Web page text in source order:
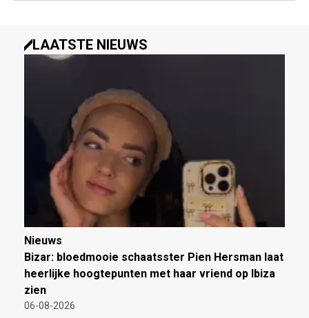
LAATSTE NIEUWS
Nieuws
Bizar: bloedmooie schaatsster Pien Hersman laat
heerlijke hoogtepunten met haar vriend op Ibiza
zien
06-08-2026